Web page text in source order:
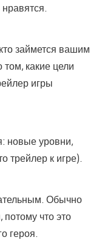
займется вашим
какие цели
игры
новые уровни,
трейлер к игре).
Обычно
что это
героя.